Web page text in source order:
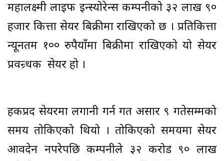
महालक्ष्मी लाइफ इन्स्योरेन्स कम्पनीको ३२ लाख ९०
हजार कित्ता सेयर बिक्रीमा राखिएको छ । प्रतिकित्ता
न्यूनतम १०० रुपैयाँमा बिक्रीमा राखिएको यो सेयर
प्रवन्र्धक सेयर हो ।
हकप्रद सेयरमा लगानी गर्न गत असार ९ गतेसम्मको
समय तोकिएको थियो । तोकिएको समयमा सेयर
आवदेन नपरेपछि कम्पनीले ३२ करोड ९० लाख